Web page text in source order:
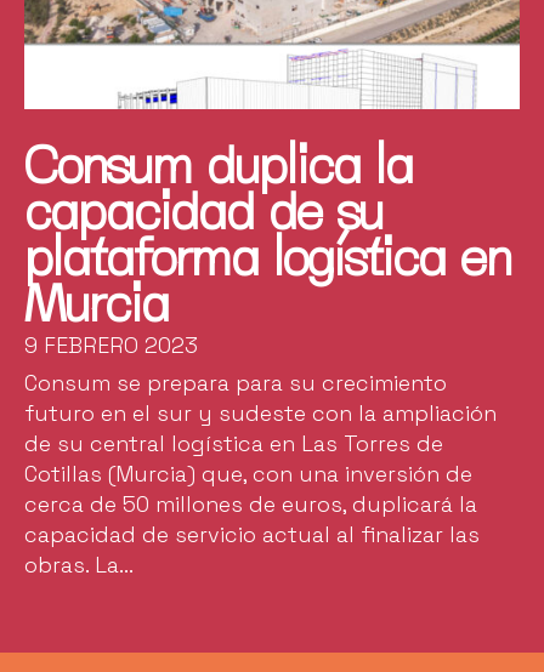
Consum duplica la
capacidad de su
plataforma logística en
Murcia
9 FEBRERO 2023
Consum se prepara para su crecimiento
futuro en el sur y sudeste con la ampliación
de su central logística en Las Torres de
Cotillas (Murcia) que, con una inversión de
cerca de 50 millones de euros, duplicará la
capacidad de servicio actual al finalizar las
obras. La...